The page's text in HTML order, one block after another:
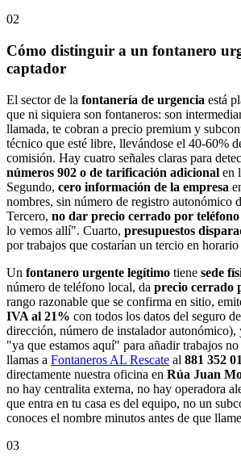
02
Cómo distinguir a un fontanero
captador
El sector de la fontanería de urgencia está
que ni siquiera son fontaneros: son
llamada, te cobran a precio premium y
técnico que esté libre, llevándose el 40-60%
comisión. Hay cuatro señales claras para
números 902 o de tarificación adicional en
Segundo, cero información de la empresa
nombres, sin número de registro autonómico
Tercero, no dar precio cerrado por teléfono
lo vemos allí". Cuarto, presupuestos
por trabajos que costarían un tercio en
Un fontanero urgente legítimo tiene sede
número de teléfono local, da precio cerrado
rango razonable que se confirma en sitio,
IVA al 21% con todos los datos del seguro
dirección, número de instalador autonómico),
"ya que estamos aquí" para añadir trabajos
llamas a Fontaneros AL Rescate al 881 352
directamente nuestra oficina en Rúa Juan
no hay centralita externa, no hay operadora
que entra en tu casa es del equipo, no un
conoces el nombre minutos antes de que
03